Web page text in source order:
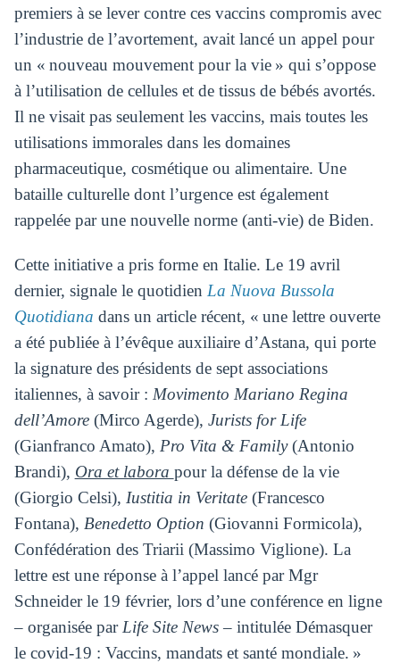
premiers à se lever contre ces vaccins compromis avec
l’industrie de l’avortement, avait lancé un appel pour
un « nouveau mouvement pour la vie » qui s’oppose
à l’utilisation de cellules et de tissus de bébés avortés.
Il ne visait pas seulement les vaccins, mais toutes les
utilisations immorales dans les domaines
pharmaceutique, cosmétique ou alimentaire. Une
bataille culturelle dont l’urgence est également
rappelée par une nouvelle norme (anti-vie) de Biden.
Cette initiative a pris forme en Italie. Le 19 avril
dernier, signale le quotidien La Nuova Bussola
Quotidiana dans un article récent, « une lettre ouverte
a été publiée à l’évêque auxiliaire d’Astana, qui porte
la signature des présidents de sept associations
italiennes, à savoir : Movimento Mariano Regina
dell’Amore(Mirco Agerde), Jurists for Life
(Gianfranco Amato), Pro Vita & Family(Antonio
Brandi), Ora et labora pour la défense de la vie
(Giorgio Celsi), Iustitia in Veritate(Francesco
Fontana), Benedetto Option (Giovanni Formicola),
Confédération des Triarii (Massimo Viglione). La
lettre est une réponse à l’appel lancé par Mgr
Schneider le 19 février, lors d’une conférence en ligne
– organisée par Life Site News– intitulée Démasquer
le covid-19 : Vaccins, mandats et santé mondiale. »